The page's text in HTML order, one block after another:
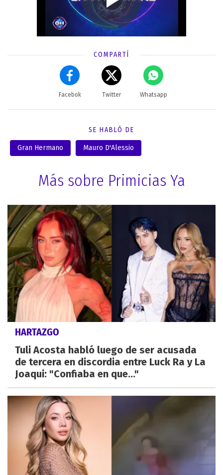
COMPARTÍ
Facebok Twitter Whatsapp
SE HABLÓ DE
Gran Hermano Mauro D'Alessio
Más sobre Primicias Ya
HARTAZGO
Tuli Acosta habló luego de ser acusada
de tercera en discordia entre Luck Ra y La
Joaqui: "Confiaba en que..."